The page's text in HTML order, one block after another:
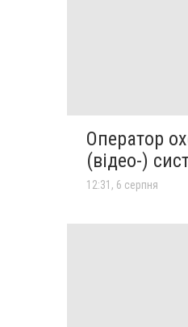
Оператор
(відео-)
12:31, 6 серпня